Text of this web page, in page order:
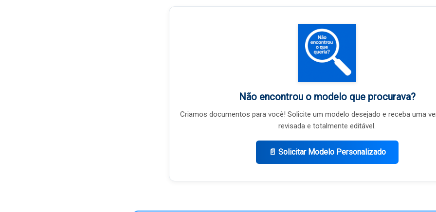
Não encontrou o modelo que procurava?
Criamos documentos para você! Solicite um modelo desejado e receba uma
revisada e totalmente editável.
📄 Solicitar Modelo Personalizado